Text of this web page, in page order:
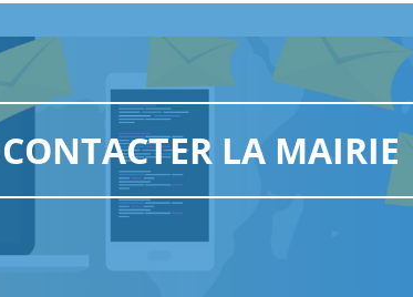
CONTACTER LA MAIRIE